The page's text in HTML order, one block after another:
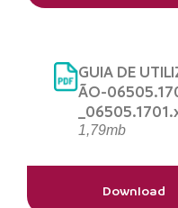
GUIA DE
ÃO-
1,79mb
Download